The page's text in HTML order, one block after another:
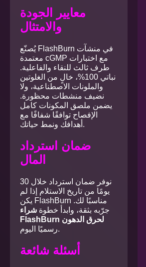
معايير الجودة
والامتثال
يُصنّع FlashBurn في منشآت
معتمدة cGMP مع اختبارات
طرف ثالث للنقاء والفاعلية.
نباتي 100%، خالٍ من الغلوتين
والملونات الاصطناعية، ولا
نضيف منشطات محظورة.
يضمن ملصق المكونات كامل
الإفصاح توافقًا شفافًا مع
أهدافك ونمط حياتك.
ضمان استرداد
المال
نوفر ضمان استرداد خلال 30
يومًا من تاريخ الاستلام إذا لم
يكن FlashBurn مناسبًا لك.
جرّبه بثقة، وابدأ خطوة شراء
FlashBurn لحرق الدهون
رسميًا اليوم.
أسئلة شائعة